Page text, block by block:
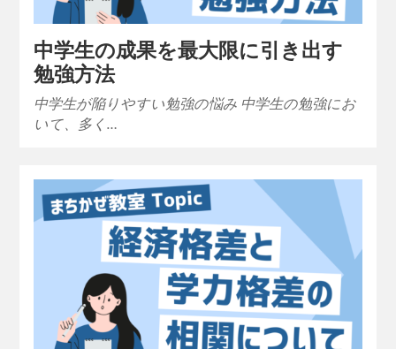
中学生の成果を最大限に引き出す
勉強方法
中学生が陥りやすい勉強の悩み 中学生の勉強にお
いて、多く…